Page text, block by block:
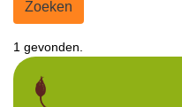
Zoeken
1 gevonden.